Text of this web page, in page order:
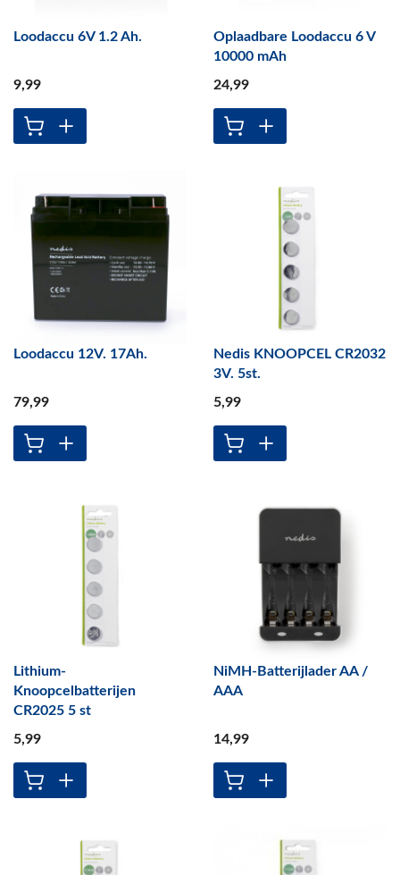
Loodaccu 6V 1.2 Ah.
9,99
Oplaadbare Loodaccu 6 V
10000 mAh
24,99
Loodaccu 12V. 17Ah.
79,99
Nedis KNOOPCEL CR2032
3V. 5st.
5,99
Lithium-
Knoopcelbatterijen
CR2025 5 st
5,99
NiMH-Batterijlader AA /
AAA
14,99